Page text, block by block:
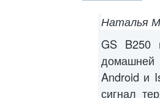
Наталья
GS B250
Android и
сигнал